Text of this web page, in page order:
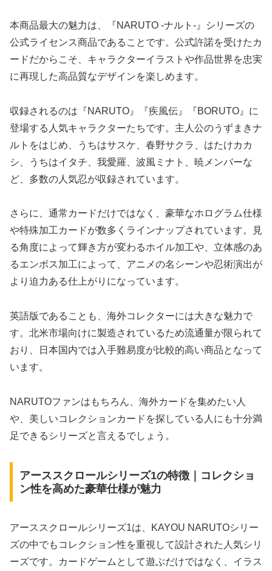
本商品最大の魅力は、『NARUTO -ナルト-』シリーズの
公式ライセンス商品であることです。公式許諾を受けたカ
ードだからこそ、キャラクターイラストや作品世界を忠実
に再現した高品質なデザインを楽しめます。
収録されるのは『NARUTO』『疾風伝』『BORUTO』に
登場する人気キャラクターたちです。主人公のうずまきナ
ルトをはじめ、うちはサスケ、春野サクラ、はたけカカ
シ、うちはイタチ、我愛羅、波風ミナト、暁メンバーな
ど、多数の人気忍が収録されています。
さらに、通常カードだけではなく、豪華なホログラム仕様
や特殊加工カードが数多くラインナップされています。見
る角度によって輝き方が変わるホイル加工や、立体感のあ
るエンボス加工によって、アニメの名シーンや忍術演出が
より迫力ある仕上がりになっています。
英語版であることも、海外コレクターには大きな魅力で
す。北米市場向けに製造されているため流通量が限られて
おり、日本国内では入手難易度が比較的高い商品となって
います。
NARUTOファンはもちろん、海外カードを集めたい人
や、美しいコレクションカードを探している人にも十分満
足できるシリーズと言えるでしょう。
アーススクロールシリーズ1の特徴｜コレクショ
ン性を高めた豪華仕様が魅力
アーススクロールシリーズ1は、KAYOU NARUTOシリー
ズの中でもコレクション性を重視して設計された人気シリ
ーズです。カードゲームとして遊ぶだけではなく、イラス